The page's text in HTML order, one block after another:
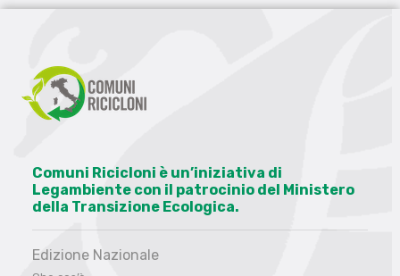
Comuni Ricicloni è un’iniziativa di
Legambiente con il patrocinio del Ministero
della Transizione Ecologica.
Edizione Nazionale